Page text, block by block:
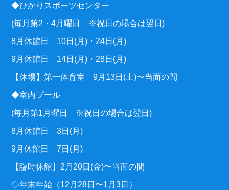
◆ひかりスポーツセンター
(毎月第2・4月曜日 ※祝日の場合は翌日)
8月休館日 10日(月)・24日(月)
9月休館日 14日(月)・28日(月)
【休場】第一体育室 9月13日(土)〜当面の間
◆室内プール
(毎月第1月曜日 ※祝日の場合は翌日)
8月休館日 3日(月)
9月休館日 7日(月)
【臨時休館】2月20日(金)〜当面の間
◇年末年始（12月28日〜1月3日）